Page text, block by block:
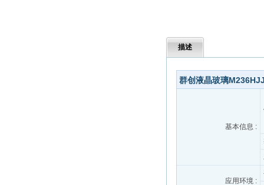
描述
群创液晶玻璃
基本信息 :
应用环境 :